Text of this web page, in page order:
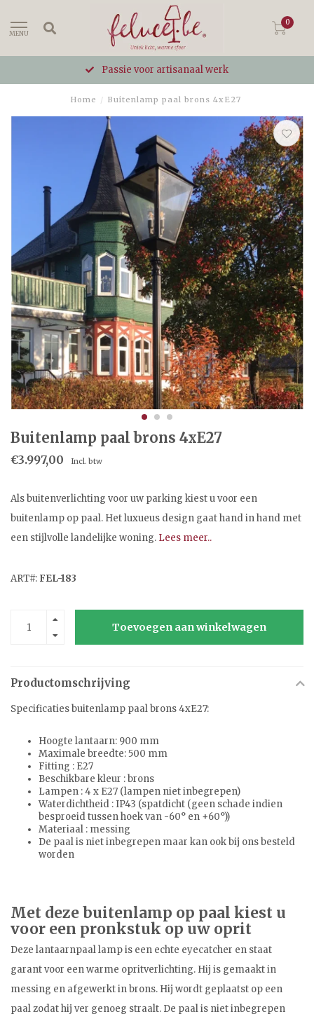
MENU
0
Passie voor artisanaal werk
Home / Buitenlamp paal brons 4xE27
Buitenlamp paal brons 4xE27
€3.997,00 Incl. btw
Als buitenverlichting voor uw parking kiest u voor een
buitenlamp op paal. Het luxueus design gaat hand in hand met
een stijlvolle landelijke woning. Lees meer..
ART#: FEL-183
Toevoegen aan winkelwagen
Productomschrijving
Specificaties buitenlamp paal brons 4xE27:
Hoogte lantaarn: 900 mm
Maximale breedte: 500 mm
Fitting : E27
Beschikbare kleur : brons
Lampen : 4 x E27 (lampen niet inbegrepen)
Waterdichtheid : IP43 (spatdicht (geen schade indien
besproeid tussen hoek van -60° en +60°))
Materiaal : messing
De paal is niet inbegrepen maar kan ook bij ons besteld
worden
Met deze buitenlamp op paal kiest u
voor een pronkstuk op uw oprit
Deze lantaarnpaal lamp is een echte eyecatcher en staat
garant voor een warme opritverlichting. Hij is gemaakt in
messing en afgewerkt in brons. Hij wordt geplaatst op een
paal zodat hij ver genoeg straalt. De paal is niet inbegrepen